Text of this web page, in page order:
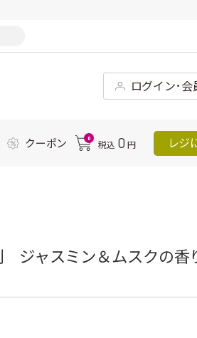
ログイン･会
クーポン 0
税込 0 円 レジ
ャスミン＆ムスクの